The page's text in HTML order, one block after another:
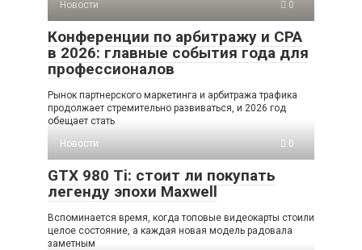
Новости 0
Конференции по арбитражу и CPA
в 2026: главные события года для
профессионалов
Рынок партнерского маркетинга и арбитража трафика
продолжает стремительно развиваться, и 2026 год
обещает стать
Новости
0
GTX 980 Ti: стоит ли покупать
легенду эпохи Maxwell
Вспоминается время, когда топовые видеокарты стоили
целое состояние, а каждая новая модель радовала
заметным